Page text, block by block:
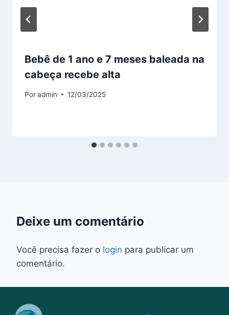
Bebê de 1 ano e 7 meses baleada na
cabeça recebe alta
Poradmin 12/03/2025
Deixe um comentário
Você precisa fazer o login para publicar um
comentário.